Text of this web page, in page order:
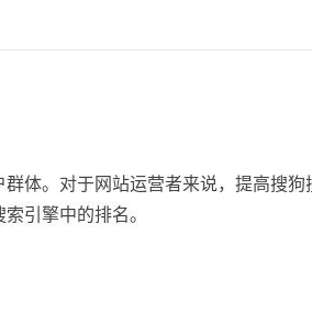
体。对于网站运营者来说，提高搜狗
引擎中的排名。